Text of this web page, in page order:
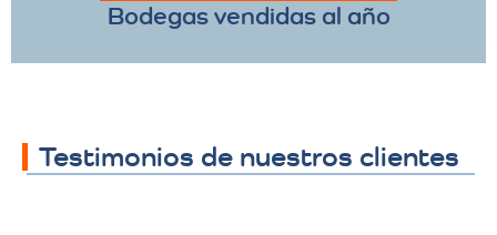
Bodegas vendidas al año
Testimonios de nuestros clientes